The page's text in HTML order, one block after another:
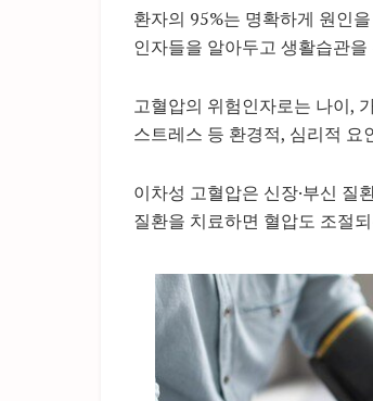
환자의 95%는 명확하게 원인
인자들을 알아두고 생활습관
고혈압의 위험인자로는 나이,
스트레스 등 환경적, 심리적 요
이차성 고혈압은 신장·부신 질
질환을 치료하면 혈압도 조절